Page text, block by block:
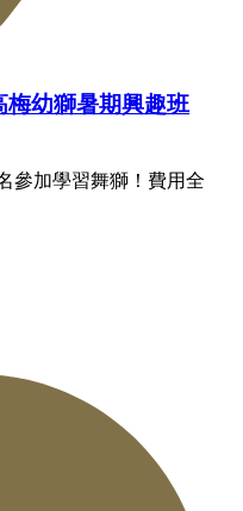
幼獅暑期興趣班
參加學習舞獅！費用全